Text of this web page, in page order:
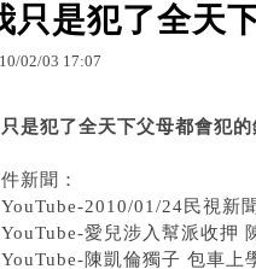
只是犯了全天
/02/03 17:07
是犯了全天下父母都會犯
新聞：
YouTube-2010/01/24民視新
YouTube-愛兒涉入幫派收押
YouTube-陳凱倫獨子 包車上